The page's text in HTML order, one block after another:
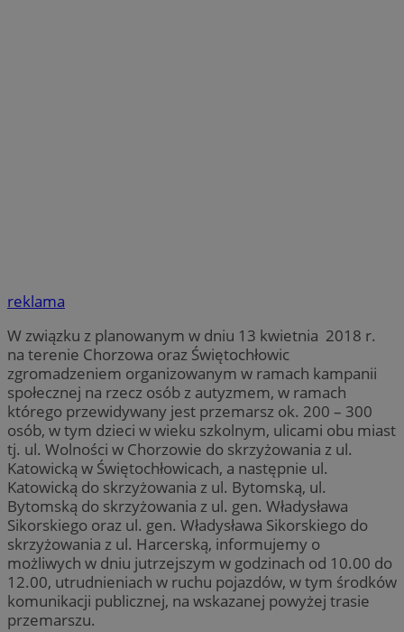
reklama
W związku z planowanym w dniu 13 kwietnia 2018 r.
na terenie Chorzowa oraz Świętochłowic
zgromadzeniem organizowanym w ramach kampanii
społecznej na rzecz osób z autyzmem, w ramach
którego przewidywany jest przemarsz ok. 200 – 300
osób, w tym dzieci w wieku szkolnym, ulicami obu miast
tj. ul. Wolności w Chorzowie do skrzyżowania z ul.
Katowicką w Świętochłowicach, a następnie ul.
Katowicką do skrzyżowania z ul. Bytomską, ul.
Bytomską do skrzyżowania z ul. gen. Władysława
Sikorskiego oraz ul. gen. Władysława Sikorskiego do
skrzyżowania z ul. Harcerską, informujemy o
możliwych w dniu jutrzejszym w godzinach od 10.00 do
12.00, utrudnieniach w ruchu pojazdów, w tym środków
komunikacji publicznej, na wskazanej powyżej trasie
przemarszu.